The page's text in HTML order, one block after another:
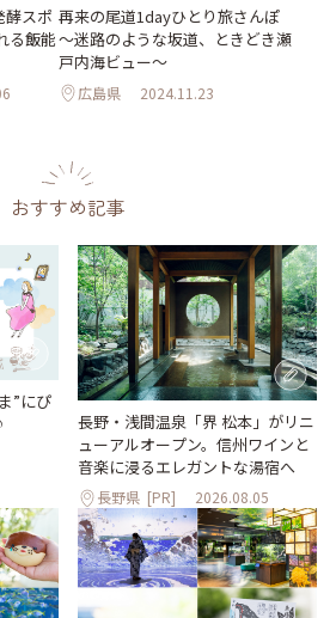
酵スポ
る飯能
再来の尾道1dayひとり旅さんぽ
～迷路のような坂道、ときどき瀬
戸内海ビュー～
広島県 2024.11.23
おすすめ記事
”にぴ
長野・浅間温泉「界 松本」がリニ
ューアルオープン。信州ワインと
音楽に浸るエレガントな湯宿へ
長野県 [PR] 2026.08.05